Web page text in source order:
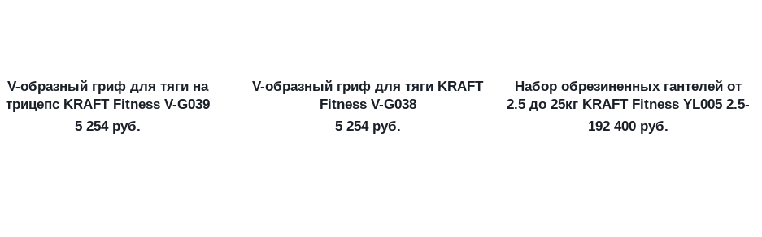
В корзину
V-образный гриф для тяги на
трицепс KRAFT Fitness V-G039
5 254 руб.
В корзину
V-образный гриф для тяги KRAFT
Fitness V-G038
5 254 руб.
В корзину
Набор обрезиненных гантелей от
2.5 до 25кг KRAFT Fitness YL005 2.5-
25
192 400 руб.